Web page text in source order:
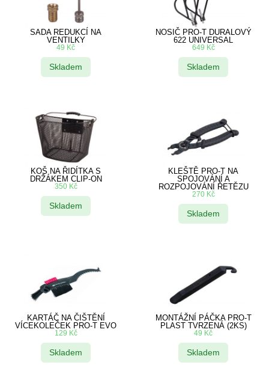
SADA REDUKCÍ NA
VENTILKY
49 Kč
Skladem
NOSIČ PRO-T DURALOVÝ
622 UNIVERSAL
649 Kč
Skladem
KOŠ NA ŘIDÍTKA S
DRŽÁKEM CLIP-ON
350 Kč
Skladem
KLEŠTĚ PRO-T NA
SPOJOVÁNÍ A
ROZPOJOVÁNÍ ŘETĚZU
270 Kč
Skladem
KARTÁČ NA ČIŠTĚNÍ
VÍCEKOLEČEK PRO-T EVO
129 Kč
Skladem
MONTÁŽNÍ PÁČKA PRO-T
PLAST TVRZENÁ (2KS)
49 Kč
Skladem